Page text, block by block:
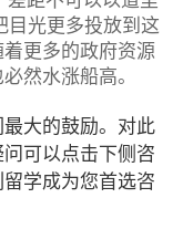
目光更多投放到这
更多的政府资源
然水涨船高。
大的鼓励。对此
可以点击下侧咨
学成为您首选咨